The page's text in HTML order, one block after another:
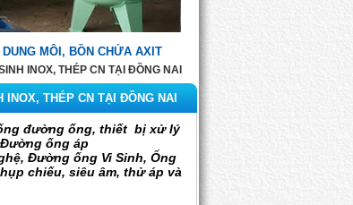
MÔI, BỒN CHỨA AXIT
INOX, THÉP CN TẠI ĐỒNG NAI
THÉP CN TẠI ĐỒNG NAI
đường ống, thiết bị xử lý
ống áp
Đường ống Vi Sinh, Ống
chiếu, siêu âm, thử áp và